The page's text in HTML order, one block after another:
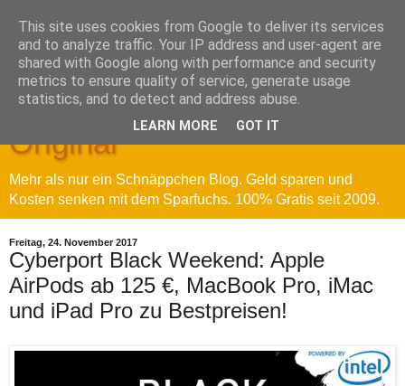
Sparfuchs' Blog - Das
Original
Mehr als nur ein Schnäppchen Blog. Geld sparen und
Kosten senken mit dem Sparfuchs. 100% Gratis seit 2009.
Freitag, 24. November 2017
Cyberport Black Weekend: Apple
AirPods ab 125 €, MacBook Pro, iMac
und iPad Pro zu Bestpreisen!
This site uses cookies from Google to deliver its services
and to analyze traffic. Your IP address and user-agent are
shared with Google along with performance and security
metrics to ensure quality of service, generate usage
statistics, and to detect and address abuse.
LEARN MORE GOT IT